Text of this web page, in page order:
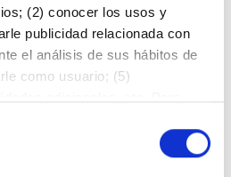
(2) conocer los usos y
publicidad relacionada con
el análisis de sus hábitos de
como usuario; (5)
aceptar todas las Cookies
haz clic aquí